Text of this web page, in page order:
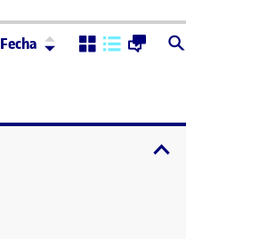
Fecha Ordenar:Descendente